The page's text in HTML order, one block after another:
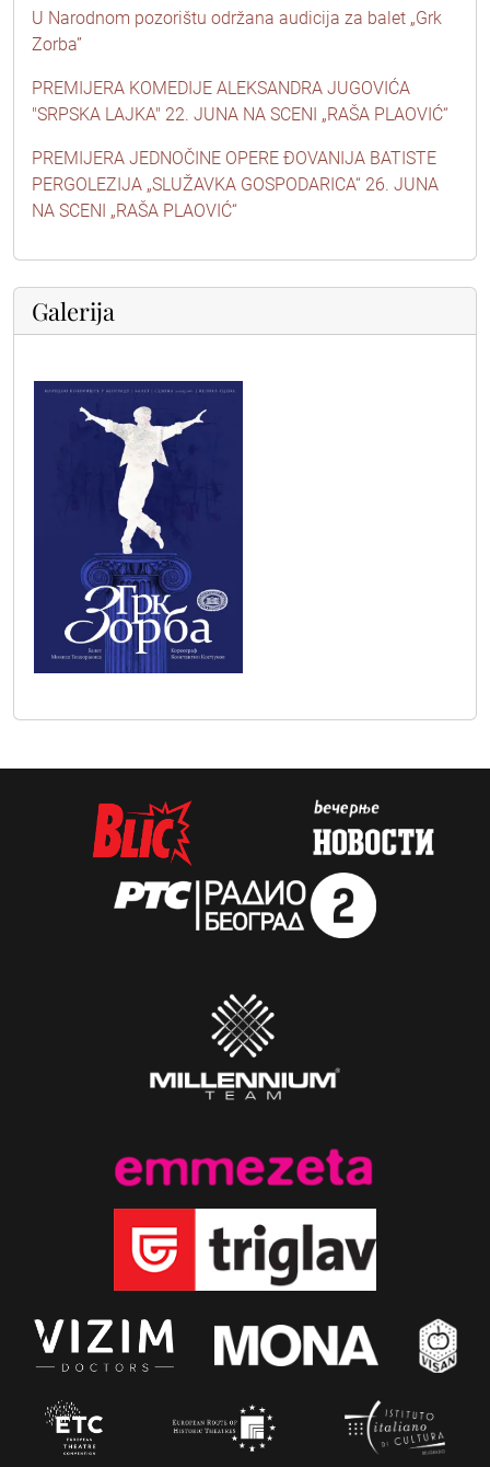
U Narodnom pozorištu održana audicija za balet „Grk
Zorba”
PREMIJERA KOMEDIJE ALEKSANDRA JUGOVIĆA
"SRPSKA LAJKA" 22. JUNA NA SCENI „RAŠA PLAOVIĆ“
PREMIJERA JEDNOČINE OPERE ĐOVANIJA BATISTE
PERGOLEZIJA „SLUŽAVKA GOSPODARICA“ 26. JUNA
NA SCENI „RAŠA PLAOVIĆ“
Galerija
zorba_plakat